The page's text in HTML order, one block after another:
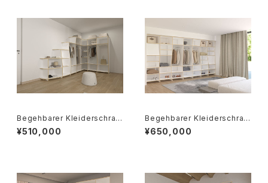
Begehbarer Kleiderschran
k Lilly ウォークインクローゼッ
ト リリー
¥510,000
Begehbarer Kleiderschran
k Emilia ウォークインクローゼ
ット エミリア
¥650,000